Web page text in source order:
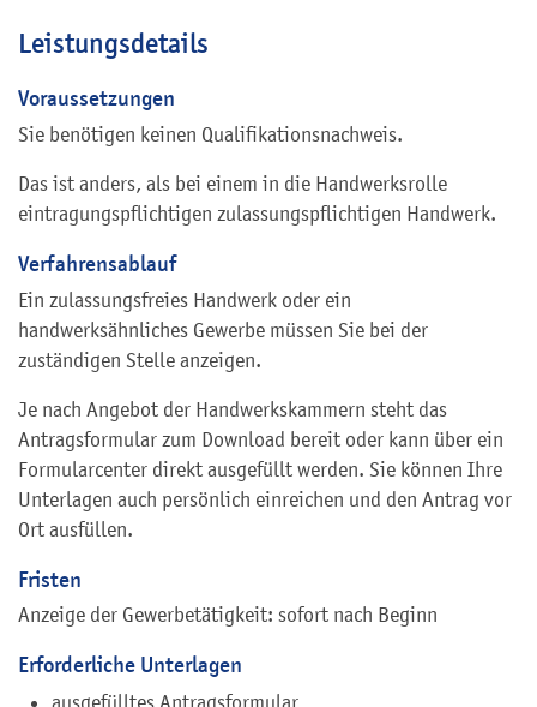
Leistungsdetails
Voraussetzungen
Sie benötigen keinen Qualifikationsnachweis.
Das ist anders, als bei einem in die Handwerksrolle
eintragungspflichtigen zulassungspflichtigen Handwerk.
Verfahrensablauf
Ein zulassungsfreies Handwerk oder ein
handwerksähnliches Gewerbe müssen Sie bei der
zuständigen Stelle anzeigen.
Je nach Angebot der Handwerkskammern steht das
Antragsformular zum Download bereit oder kann über ein
Formularcenter direkt ausgefüllt werden. Sie können Ihre
Unterlagen auch persönlich einreichen und den Antrag vor
Ort ausfüllen.
Fristen
Anzeige der Gewerbetätigkeit: sofort nach Beginn
Erforderliche Unterlagen